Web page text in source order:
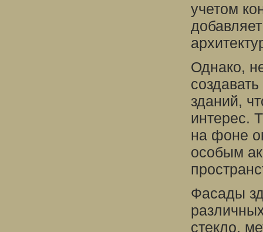
учетом
Однако,
зданий,
интерес.
на фоне
особым
Фасады
стекло,